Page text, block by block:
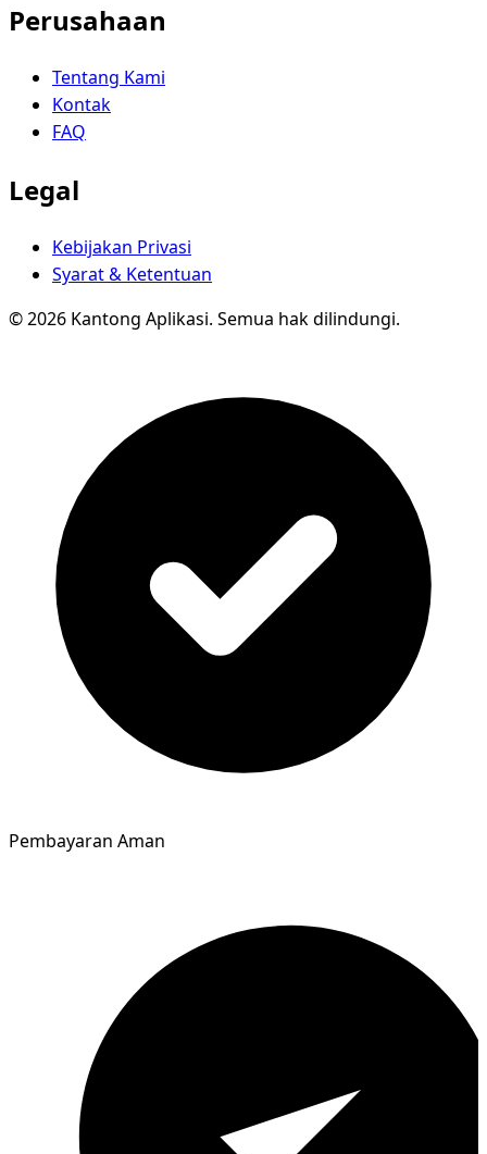
Perusahaan
Tentang Kami
Kontak
FAQ
Legal
Kebijakan Privasi
Syarat & Ketentuan
© 2026 Kantong Aplikasi. Semua hak dilindungi.
Pembayaran Aman